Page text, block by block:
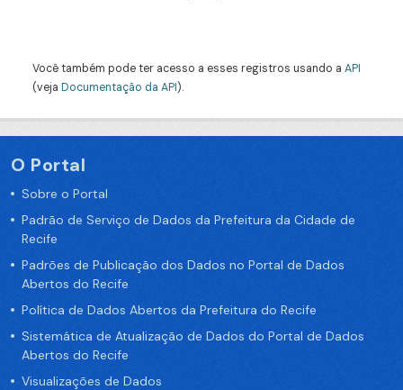
Você também pode ter acesso a esses registros usando a API
(veja Documentação da API).
O Portal
Sobre o Portal
Padrão de Serviço de Dados da Prefeitura da Cidade de
Recife
Padrões de Publicação dos Dados no Portal de Dados
Abertos do Recife
Política de Dados Abertos da Prefeitura do Recife
Sistemática de Atualização de Dados do Portal de Dados
Abertos do Recife
Visualizações de Dados